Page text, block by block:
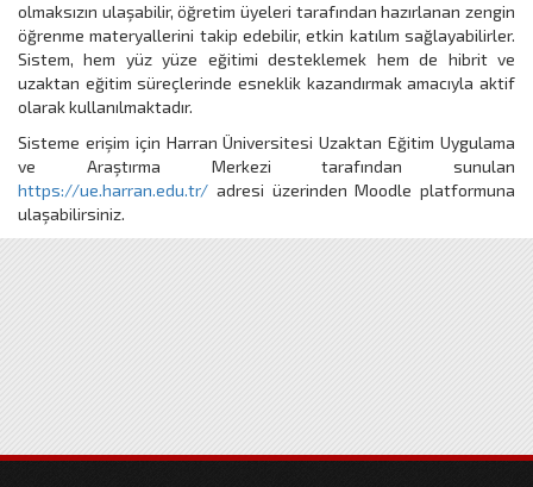
olmaksızın ulaşabilir, öğretim üyeleri tarafından hazırlanan zengin
öğrenme materyallerini takip edebilir, etkin katılım sağlayabilirler.
Sistem, hem yüz yüze eğitimi desteklemek hem de hibrit ve
uzaktan eğitim süreçlerinde esneklik kazandırmak amacıyla aktif
olarak kullanılmaktadır.
Sisteme erişim için Harran Üniversitesi Uzaktan Eğitim Uygulama
ve Araştırma Merkezi tarafından sunulan
https://ue.harran.edu.tr/ adresi üzerinden Moodle platformuna
ulaşabilirsiniz.